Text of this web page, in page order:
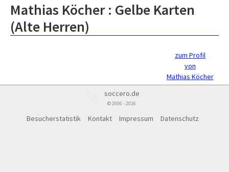
Mathias Köcher : Gelbe Karten
(Alte Herren)
zum Profil
von
Mathias Köcher
soccero.de
© 2006 - 2026
Besucherstatistik Kontakt Impressum Datenschutz